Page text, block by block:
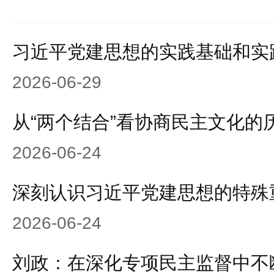
习近平党建思想的实践基础和
2026-06-29
从“两个结合”看协商民主文化
2026-06-24
深刻认识习近平党建思想的特
2026-06-24
刘政：在深化专项民主监督中